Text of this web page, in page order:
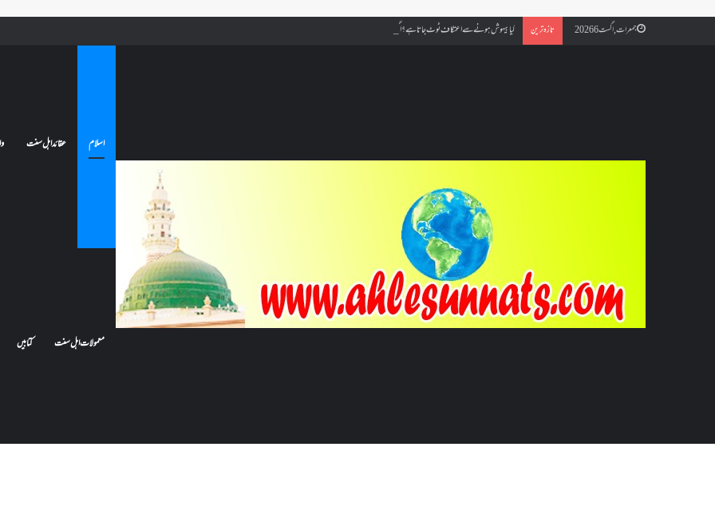
جمعرات, اگست 6 2026 تازہ ترین کیا بیہوش ہونے سے اعتکاف ٹوٹ جاتا ہے؟ اگر معتکف کو احتلام ہو جائے تو کیا اس کا اعتکاف ٹوٹ جائے گا؟فنائے مسجد کسے کہتے ہیں ، اور کیا معتکف فنائے مسجد میں جا سکتا ہے؟
اسلام عقائد اہل سنت
معمولات اہل سنت کتابیں